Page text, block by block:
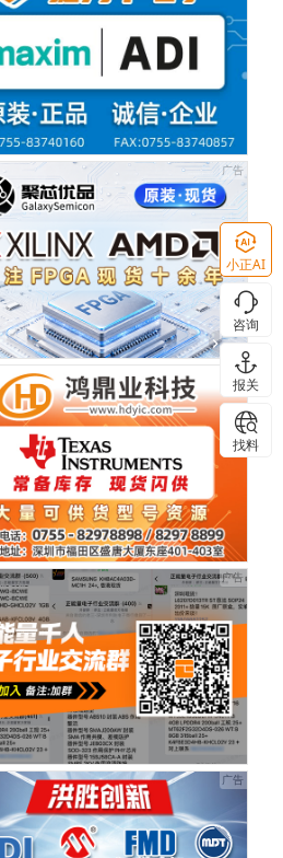
小正AI
咨询
报关
找料